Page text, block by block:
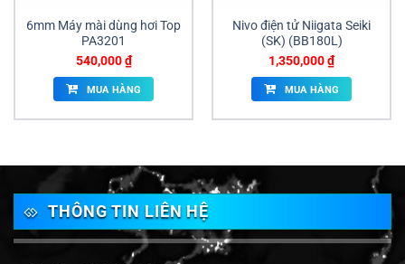
6mm Máy mài dùng hơi Top
PA­3201
540,000₫
MUA HÀNG
Nivo điện tử Niigata Seiki
(SK) (BB­180L)
1,350,000₫
MUA HÀNG
THÔNG TIN LIÊN HỆ